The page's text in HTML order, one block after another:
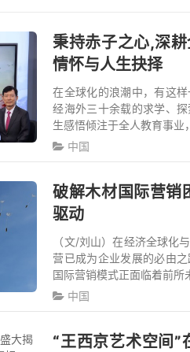
秉持赤子之心,深
情怀与人生抉择
在全球化的浪潮中，有这
经海外三十余载的求学、
生感悟倾注于全人教育事业
中国
破解木材国际营销
驱动
（文/刘山）在经济全球化
营已成为企业发展的必由
国际营销模式正面临着前所
中国
“王西京艺术空间”